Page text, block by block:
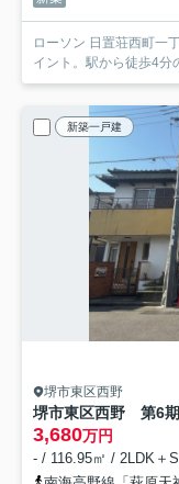
ローソン 日置荘西町一
イント。駅から徒歩4分
新築一戸建
堺市東区西野
堺市東区西野 第6
3,680万円
- / 116.95㎡ / 2LDK＋